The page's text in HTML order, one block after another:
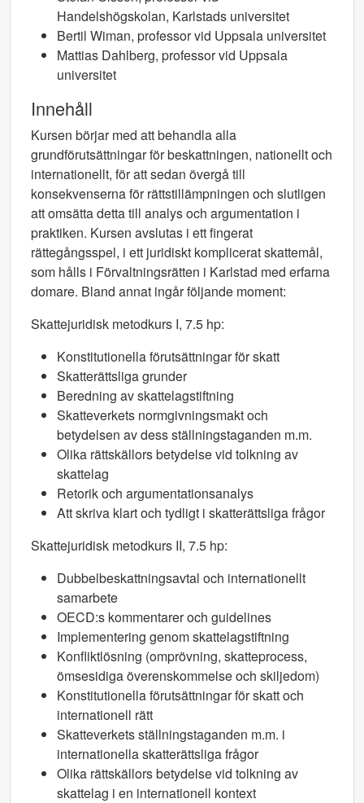
Handelshögskolan, Karlstads universitet
Bertil Wiman, professor vid Uppsala universitet
Mattias Dahlberg, professor vid Uppsala
universitet
Innehåll
Kursen börjar med att behandla alla
grundförutsättningar för beskattningen, nationellt och
internationellt, för att sedan övergå till
konsekvenserna för rättstillämpningen och slutligen
att omsätta detta till analys och argumentation i
praktiken. Kursen avslutas i ett fingerat
rättegångsspel, i ett juridiskt komplicerat skattemål,
som hålls i Förvaltningsrätten i Karlstad med erfarna
domare. Bland annat ingår följande moment:
Skattejuridisk metodkurs I, 7.5 hp:
Konstitutionella förutsättningar för skatt
Skatterättsliga grunder
Beredning av skattelagstiftning
Skatteverkets normgivningsmakt och
betydelsen av dess ställningstaganden m.m.
Olika rättskällors betydelse vid tolkning av
skattelag
Retorik och argumentationsanalys
Att skriva klart och tydligt i skatterättsliga frågor
Skattejuridisk metodkurs II, 7.5 hp:
Dubbelbeskattningsavtal och internationellt
samarbete
OECD:s kommentarer och guidelines
Implementering genom skattelagstiftning
Konfliktlösning (omprövning, skatteprocess,
ömsesidiga överenskommelse och skiljedom)
Konstitutionella förutsättningar för skatt och
internationell rätt
Skatteverkets ställningstaganden m.m. i
internationella skatterättsliga frågor
Olika rättskällors betydelse vid tolkning av
skattelag i en internationell kontext